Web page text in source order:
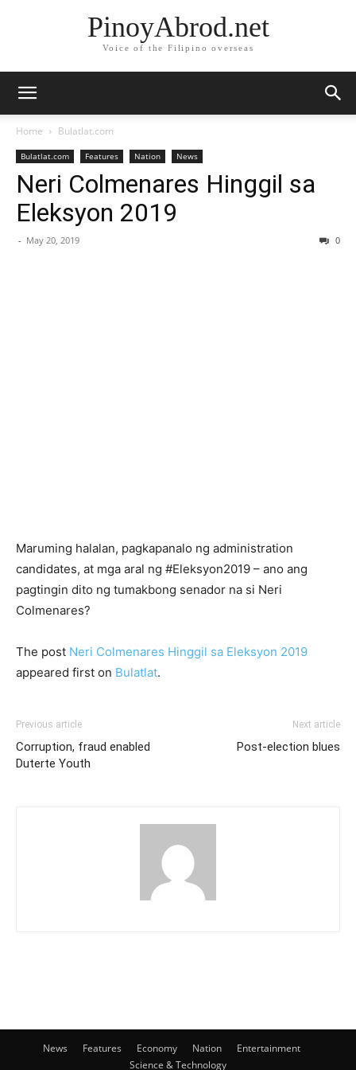
PinoyAbrod.net
Voice of the Filipino overseas
Home Bulatlat.com
Bulatlat.com Features Nation News
Neri Colmenares Hinggil sa
Eleksyon 2019
- May 20, 2019 0
Maruming halalan, pagkapanalo ng administration
candidates, at mga aral ng #Eleksyon2019 – ano ang
pagtingin dito ng tumakbong senador na si Neri
Colmenares?
The post Neri Colmenares Hinggil sa Eleksyon 2019
appeared first on Bulatlat.
Previous article
Corruption, fraud enabled
Duterte Youth
Next article
Post-election blues
News Features Economy Nation
Entertainment
Science & Technology